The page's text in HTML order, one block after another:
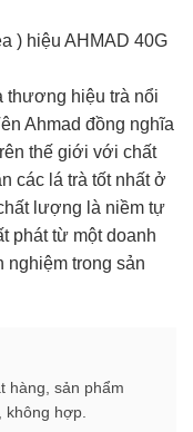
) hiệu AHMAD 40G
Anh Quốc
hiệu trà nổi
Ahmad đồng nghĩa
thế giới với chất
các lá trà tốt nhất ở
lượng là niềm tự
phát từ một doanh
nghiệm trong sản
hàng, sản phẩm
không hợp.